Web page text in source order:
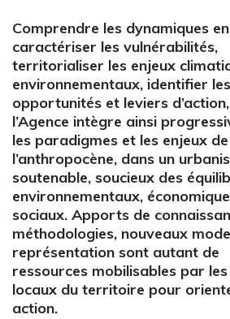
Comprendre les dynamiques
caractériser les vulnérabilités,
territorialiser les enjeux
environnementaux, identifier les
opportunités et leviers d’action,
l’Agence intègre ainsi
les paradigmes et les enjeux de
l’anthropocène, dans un
soutenable, soucieux des
environnementaux,
sociaux. Apports de
méthodologies, nouveaux
représentation sont autant de
ressources mobilisables par
locaux du territoire pour
action.